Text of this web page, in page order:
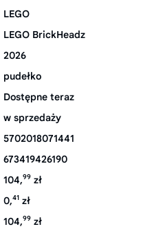
LEGO
LEGO BrickHeadz
2026
pudełko
Dostępne teraz
w sprzedaży
5702018071441
673419426190
104,99 zł
0,41 zł
104,99 zł